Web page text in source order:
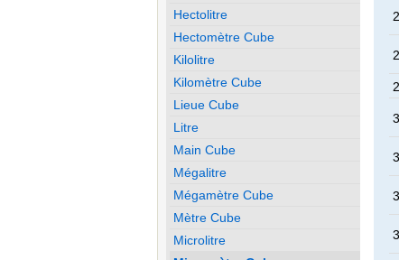
Hectolitre
Hectomètre Cube
Kilolitre
Kilomètre Cube
Lieue Cube
Litre
Main Cube
Mégalitre
Mégamètre Cube
Mètre Cube
Microlitre